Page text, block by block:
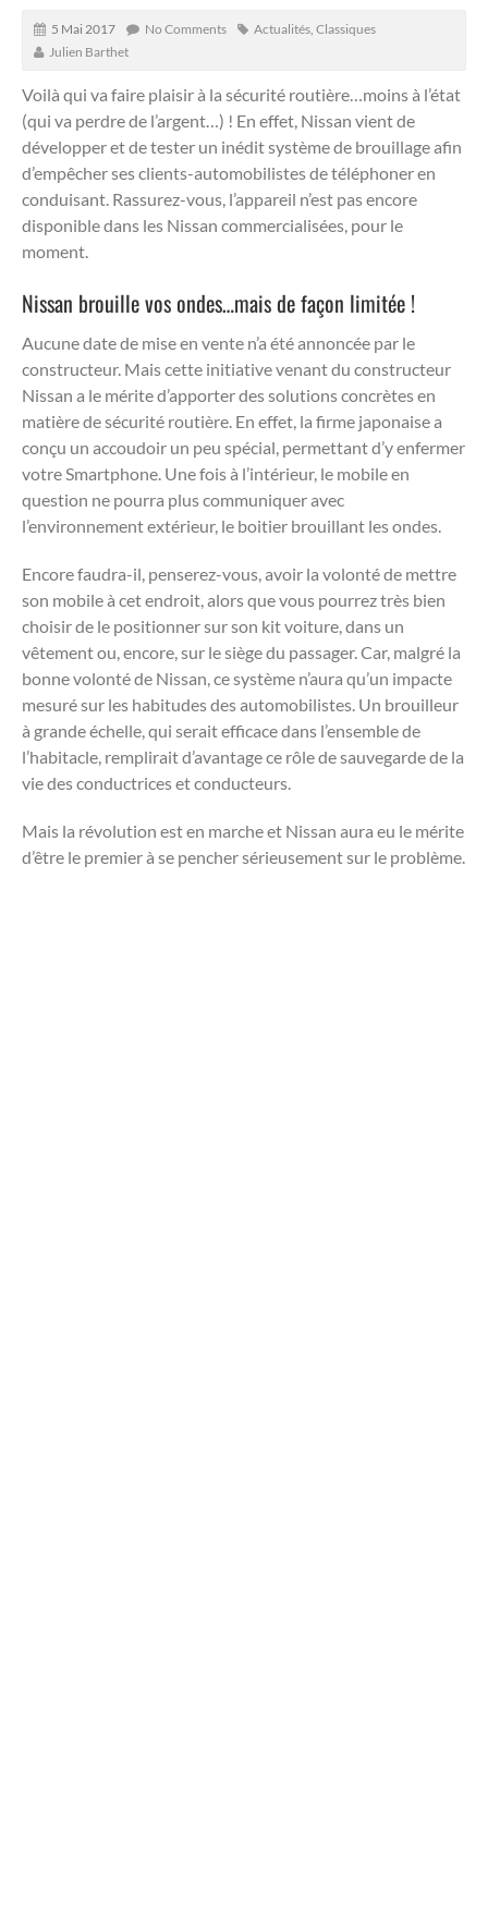
5 Mai 2017 No Comments Actualités Classiques
Julien Barthet
Voilà qui va faire plaisir à la sécurité routière…moins à l’état
(qui va perdre de l’argent…) ! En effet, Nissan vient de
développer et de tester un inédit système de brouillage afin
d’empêcher ses clients-automobilistes de téléphoner en
conduisant. Rassurez-vous, l’appareil n’est pas encore
disponible dans les Nissan commercialisées, pour le
moment.
Nissan brouille vos ondes…mais de façon limitée !
Aucune date de mise en vente n’a été annoncée par le
constructeur. Mais cette initiative venant du constructeur
Nissan a le mérite d’apporter des solutions concrètes en
matière de sécurité routière. En effet, la firme japonaise a
conçu un accoudoir un peu spécial, permettant d’y enfermer
votre Smartphone. Une fois à l’intérieur, le mobile en
question ne pourra plus communiquer avec
l’environnement extérieur, le boitier brouillant les ondes.
Encore faudra-il, penserez-vous, avoir la volonté de mettre
son mobile à cet endroit, alors que vous pourrez très bien
choisir de le positionner sur son kit voiture, dans un
vêtement ou, encore, sur le siège du passager. Car, malgré la
bonne volonté de Nissan, ce système n’aura qu’un impacte
mesuré sur les habitudes des automobilistes. Un brouilleur
à grande échelle, qui serait efficace dans l’ensemble de
l’habitacle, remplirait d’avantage ce rôle de sauvegarde de la
vie des conductrices et conducteurs.
Mais la révolution est en marche et Nissan aura eu le mérite
d’être le premier à se pencher sérieusement sur le problème.